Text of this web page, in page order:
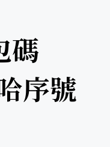
碼
序號